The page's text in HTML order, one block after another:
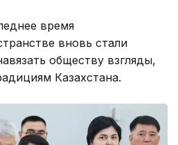
время
вновь стали
обществу взгляды,
Казахстана.